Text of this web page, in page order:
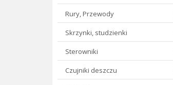
Rury, Przewody
Skrzynki, studzienki
Sterowniki
Czujniki deszczu